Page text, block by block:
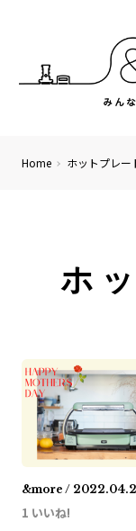
Home ホットプレー
ホ
&more /
1 いいね!